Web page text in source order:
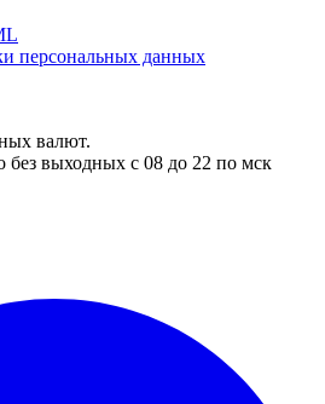
персональных данных
валют.
без выходных с 08 до 22 по мск